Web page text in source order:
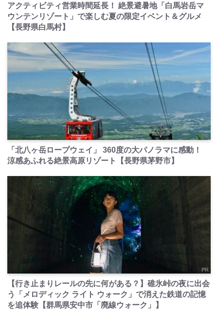
アクティビティ営業時間延長！ 絶景避暑地「白馬岩岳マ
ウンテンリゾート」で楽しむ夏の限定イベント＆グルメ
【長野県白馬村】
PR
「北八ヶ岳ロープウェイ」 360度の大パノラマに感動！
涼感あふれる絶景高原リゾート【長野県茅野市】
PR
【行き止まりレールの先に何がある？】碓氷峠の夜に出会
う「メロディック ライト ウォーク」で消えた鉄道の記憶
を追体験【群馬県安中市「廃線ウォーク」】